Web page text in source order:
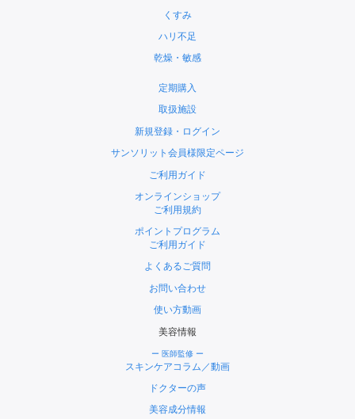
くすみ
ハリ不足
乾燥・敏感
定期購入
取扱施設
新規登録・ログイン
サンソリット会員様限定ページ
ご利用ガイド
オンラインショップ
ご利用規約
ポイントプログラム
ご利用ガイド
よくあるご質問
お問い合わせ
使い方動画
美容情報
ー 医師監修 ー
スキンケアコラム／動画
ドクターの声
美容成分情報